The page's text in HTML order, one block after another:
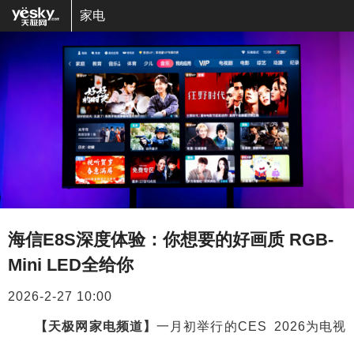
家电
海信E8S深度体验：你想要的好画质 RGB-
Mini LED全给你
2026-2-27 10:00
【天极网家电频道】一月初举行的CES 2026为电视